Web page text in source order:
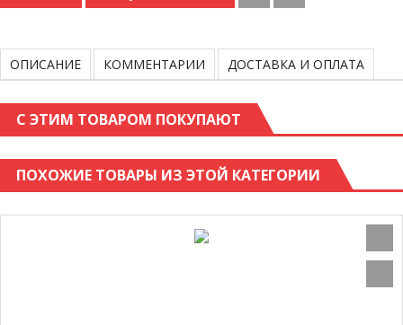
ОПИСАНИЕ КОММЕНТАРИИ ДОСТАВКА И ОПЛАТА
С ЭТИМ ТОВАРОМ ПОКУПАЮТ
ПОХОЖИЕ ТОВАРЫ ИЗ ЭТОЙ КАТЕГОРИИ